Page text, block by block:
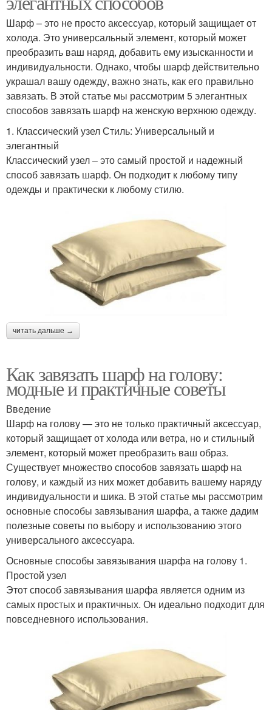
Шарф – это не просто аксессуар, который защищает от
холода. Это универсальный элемент, который может
преобразить ваш наряд, добавить ему изысканности и
индивидуальности. Однако, чтобы шарф действительно
украшал вашу одежду, важно знать, как его правильно
завязать. В этой статье мы рассмотрим 5 элегантных
способов завязать шарф на женскую верхнюю одежду.
1. Классический узел Стиль: Универсальный и
элегантный
Классический узел – это самый простой и надежный
способ завязать шарф. Он подходит к любому типу
одежды и практически к любому стилю.
читать дальше →
Как завязать шарф на голову:
модные и практичные советы
Введение
Шарф на голову — это не только практичный аксессуар,
который защищает от холода или ветра, но и стильный
элемент, который может преобразить ваш образ.
Существует множество способов завязать шарф на
голову, и каждый из них может добавить вашему наряду
индивидуальности и шика. В этой статье мы рассмотрим
основные способы завязывания шарфа, а также дадим
полезные советы по выбору и использованию этого
универсального аксессуара.
Основные способы завязывания шарфа на голову 1.
Простой узел
Этот способ завязывания шарфа является одним из
самых простых и практичных. Он идеально подходит для
повседневного использования.